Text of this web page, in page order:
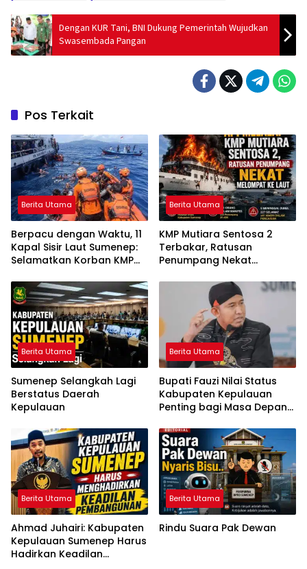
Dengan KUR Tani, BNI Dukung Pemerintah Wujudkan
Swasembada Pangan
Pos Terkait
Berita Utama
Berpacu dengan Waktu, 11
Kapal Sisir Laut Sumenep:
Selamatkan Korban KMP
Berita Utama
KMP Mutiara Sentosa 2
Terbakar, Ratusan
Penumpang Nekat
Berita Utama
Sumenep Selangkah Lagi
Berstatus Daerah
Kepulauan
Berita Utama
Bupati Fauzi Nilai Status
Kabupaten Kepulauan
Penting bagi Masa Depan
Berita Utama
Ahmad Juhairi: Kabupaten
Kepulauan Sumenep Harus
Hadirkan Keadilan
Berita Utama
Rindu Suara Pak Dewan